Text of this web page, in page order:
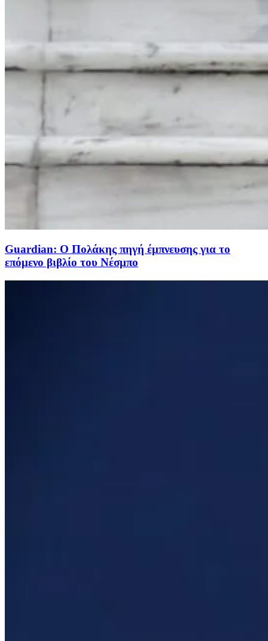
Guardian: Ο Πολάκης πηγή έμπνευσης για το
επόμενο βιβλίο του Νέσμπο